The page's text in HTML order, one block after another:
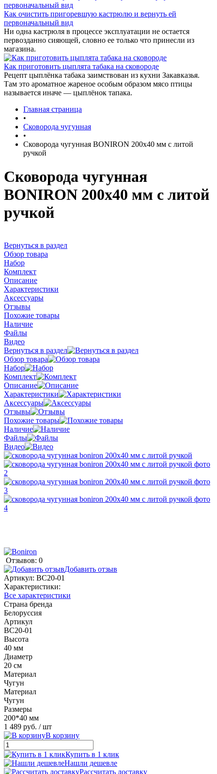
Как очистить пригоревшую кастрюлю и вернуть ей
первоначальный вид
Ни одна кастрюля в процессе эксплуатации не остается
первозданно сияющей, словно ее только что принесли из
магазина.
Как приготовить цыплята табака на сковороде
Рецепт цыплёнка табака заимствован из кухни Закавказья.
Там это ароматное жареное особым образом мясо птицы
называется иначе — цыплёнок тапака.
Главная страница
•
Сковорода чугунная
•
Сковорода чугунная BONIRON 200х40 мм с литой
ручкой
Сковорода чугунная
BONIRON 200х40 мм с литой
ручкой
Вернуться в раздел
Обзор товара
Набор
Комплект
Описание
Характеристики
Аксессуары
Отзывы
Похожие товары
Наличие
Файлы
Видео
Вернуться в раздел
Обзор товара
Набор
Комплект
Описание
Характеристики
Аксессуары
Отзывы
Похожие товары
Наличие
Файлы
Видео
Отзывов: 0
Добавить отзыв
Артикул: BС20-01
Характеристики:
Все характеристики
Страна бренда
Белоруссия
Артикул
BС20-01
Высота
40 мм
Диаметр
20 см
Материал
Чугун
Материал
Чугун
Размеры
200*40 мм
1 489 руб. / шт
В корзину
Купить в 1 клик
Нашли дешевле
Рассчитать доставку